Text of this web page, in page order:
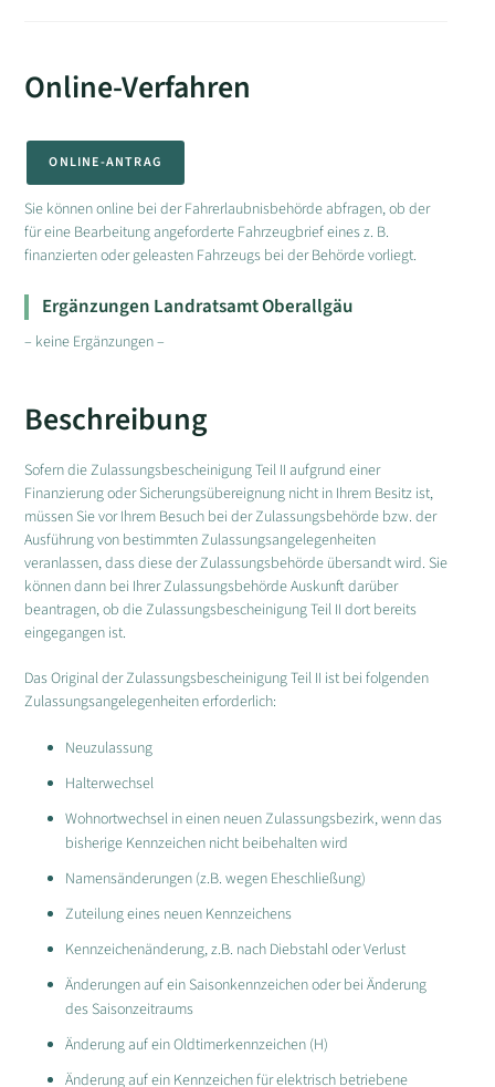
Online-Verfahren
ONLINE-ANTRAG
Sie können online bei der Fahrerlaubnisbehörde abfragen, ob der
für eine Bearbeitung angeforderte Fahrzeugbrief eines z. B.
finanzierten oder geleasten Fahrzeugs bei der Behörde vorliegt.
Ergänzungen Landratsamt Oberallgäu
– keine Ergänzungen –
Beschreibung
Sofern die Zulassungsbescheinigung Teil II aufgrund einer
Finanzierung oder Sicherungsübereignung nicht in Ihrem Besitz ist,
müssen Sie vor Ihrem Besuch bei der Zulassungsbehörde bzw. der
Ausführung von bestimmten Zulassungsangelegenheiten
veranlassen, dass diese der Zulassungsbehörde übersandt wird. Sie
können dann bei Ihrer Zulassungsbehörde Auskunft darüber
beantragen, ob die Zulassungsbescheinigung Teil II dort bereits
eingegangen ist.
Das Original der Zulassungsbescheinigung Teil II ist bei folgenden
Zulassungsangelegenheiten erforderlich:
Neuzulassung
Halterwechsel
Wohnortwechsel in einen neuen Zulassungsbezirk, wenn das
bisherige Kennzeichen nicht beibehalten wird
Namensänderungen (z.B. wegen Eheschließung)
Zuteilung eines neuen Kennzeichens
Kennzeichenänderung, z.B. nach Diebstahl oder Verlust
Änderungen auf ein Saisonkennzeichen oder bei Änderung
des Saisonzeitraums
Änderung auf ein Oldtimerkennzeichen (H)
Änderung auf ein Kennzeichen für elektrisch betriebene